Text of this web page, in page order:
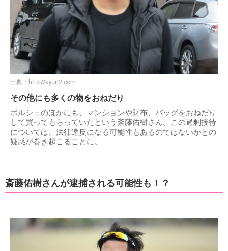
出典： http://kyun2.com
その他にも多くの物をおねだり
ポルシェのほかにも、マンションや財布、バッグをおねだり
して買ってもらっていたという斎藤佑樹さん。この過剰接待
については、法律違反になる可能性もあるのではないかとの
疑惑が巻き起こることに。
斎藤佑樹さんが逮捕される可能性も！？